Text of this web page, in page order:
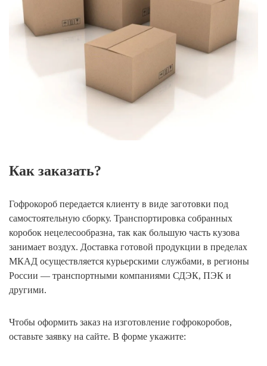
Как заказать?
Гофрокороб передается клиенту в виде заготовки под
самостоятельную сборку. Транспортировка собранных
коробок нецелесообразна, так как большую часть кузова
занимает воздух. Доставка готовой продукции в пределах
МКАД осуществляется курьерскими службами, в регионы
России — транспортными компаниями СДЭК, ПЭК и
другими.
Чтобы оформить заказ на изготовление гофрокоробов,
оставьте заявку на сайте. В форме укажите: